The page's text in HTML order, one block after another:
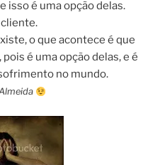
isso é uma opção delas.
o que acontece é que
é uma opção delas, e é
no mundo.